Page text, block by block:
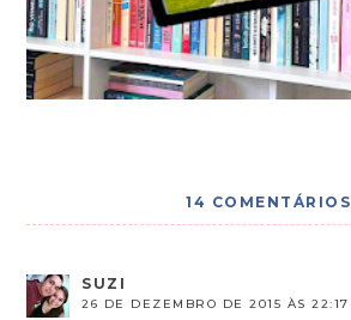
14 COMENTÁRIOS
SUZI
26 DE DEZEMBRO DE 2015 ÀS 22:17